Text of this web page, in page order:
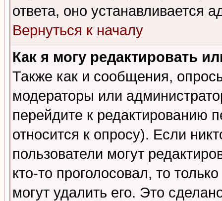
ответа, оно устанавливается
Вернуться к началу
Как я могу редактировать
Также как и сообщения,
модераторы или
перейдите к редактированию
относится к опросу). Если
пользователи могут
кто-то проголосовал, то
могут удалить его. Это